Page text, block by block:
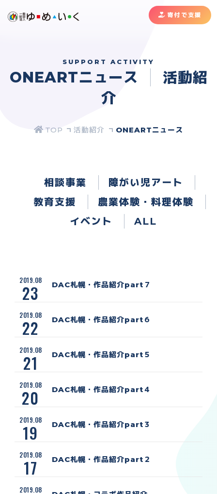
寄付で支援
SUPPORT ACTIVITY
ONEARTニュース
活動紹
介
活動紹介 ONEARTニュース
相談事業
障がい児アート
教育支援
農業体験・料理体験
イベント
ALL
2019.08
23 DAC札幌・作品紹介part７
2019.08
22 DAC札幌・作品紹介part６
2019.08
21 DAC札幌・作品紹介part５
2019.08
20 DAC札幌・作品紹介part４
2019.08
19 DAC札幌・作品紹介part３
2019.08
17 DAC札幌・作品紹介part２
2019.08